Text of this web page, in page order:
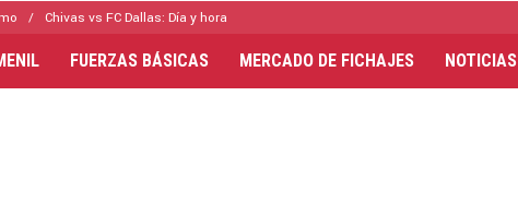
Chivas vs FC Dallas: Día y hora
FUERZAS BÁSICAS MERCADO DE FICHAJES NOTICIAS